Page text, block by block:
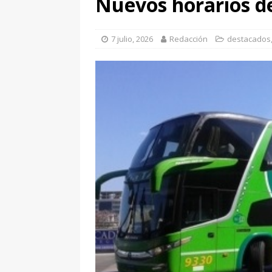
Sarmiento ganó 2 a 0
Guido para impulsar
7 julio, 2026 Redacción destacados,